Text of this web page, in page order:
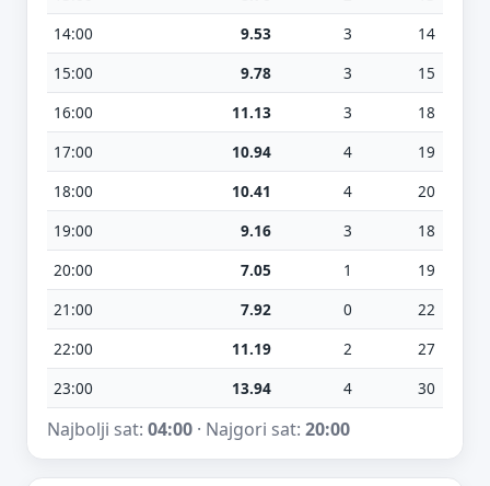
14:00
9.53 3
14
15:00
9.78 3
15
16:00
11.13 3
18
17:00
10.94 4
19
18:00
10.41 4
20
19:00
9.16 3
18
20:00
7.05 1
19
21:00
7.92 0
22
22:00
11.19 2
27
23:00
13.94 4 30
Najbolji sat: 04:00· Najgori sat: 20:00